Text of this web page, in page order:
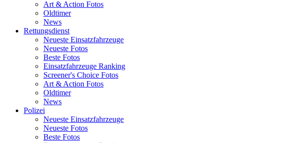
Art & Action Fotos
Oldtimer
News
Rettungsdienst
Neueste Einsatzfahrzeuge
Neueste Fotos
Beste Fotos
Einsatzfahrzeuge Ranking
Screener's Choice Fotos
Art & Action Fotos
Oldtimer
News
Polizei
Neueste Einsatzfahrzeuge
Neueste Fotos
Beste Fotos